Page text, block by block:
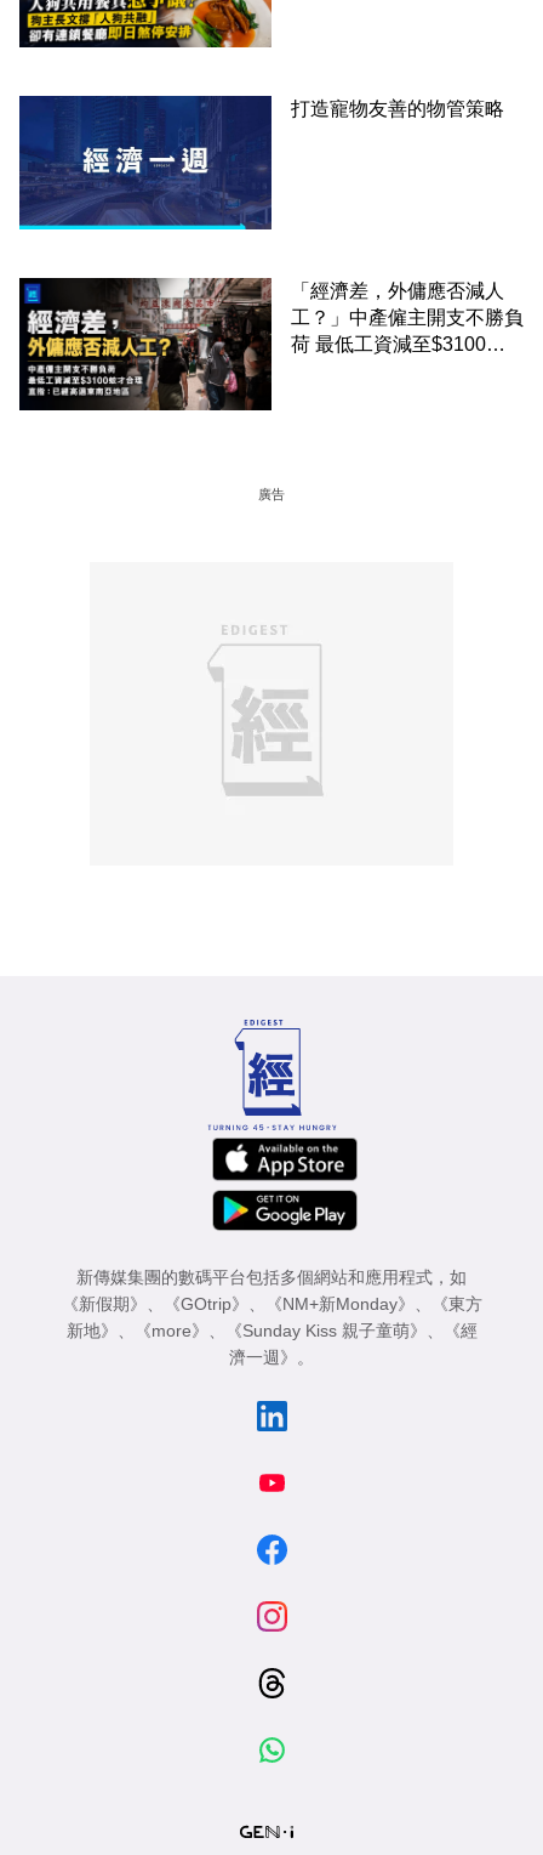
打造寵物友善的物管策略
「經濟差，外傭應否減人
工？」中產僱主開支不勝負
荷 最低工資減至$3100蚊
廣告
新傳媒集團的數碼平台包括多個網站和應用程式，如
《新假期》
《GOtrip》 《NM+新Monday》
《東方
新地》
《more》 《Sunday Kiss 親子童萌》
《經
濟一週》
。